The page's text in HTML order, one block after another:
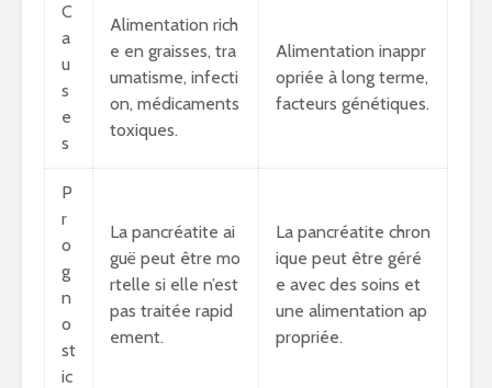
C
a
u
s
e
s
Alimentation rich
e en graisses, tra
umatisme, infecti
on, médicaments
toxiques.
Alimentation inappr
opriée à long terme,
facteurs génétiques.
P
r
o
g
n
o
st
ic
La pancréatite ai
guë peut être mo
rtelle si elle n’est
pas traitée rapid
ement.
La pancréatite chron
ique peut être géré
e avec des soins et
une alimentation ap
propriée.